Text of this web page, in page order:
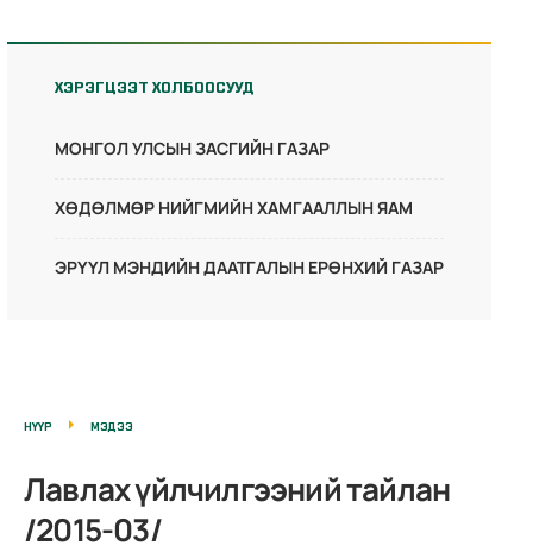
ХЭРЭГЦЭЭТ ХОЛБООСУУД
МОНГОЛ УЛСЫН ЗАСГИЙН ГАЗАР
ХӨДӨЛМӨР НИЙГМИЙН ХАМГААЛЛЫН ЯАМ
ЭРҮҮЛ МЭНДИЙН ДААТГАЛЫН ЕРӨНХИЙ ГАЗАР
НҮҮР МЭДЭЭ
Лавлах үйлчилгээний тайлан
/2015-03/